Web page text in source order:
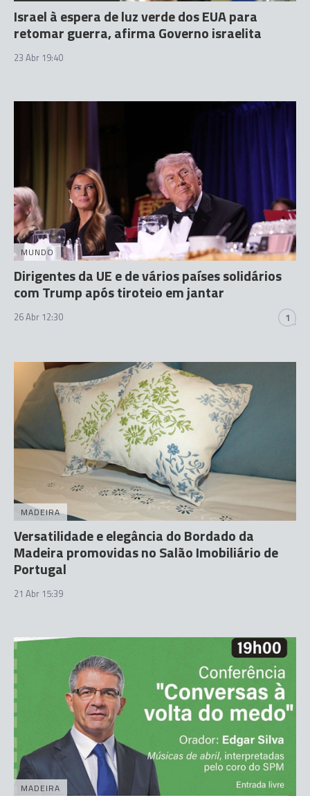
Israel à espera de luz verde dos EUA para
retomar guerra, afirma Governo israelita
23 Abr 19:40
MUNDO
Dirigentes da UE e de vários países solidários
com Trump após tiroteio em jantar
26 Abr 12:30 1
MADEIRA
Versatilidade e elegância do Bordado da
Madeira promovidas no Salão Imobiliário de
Portugal
21 Abr 15:39
MADEIRA